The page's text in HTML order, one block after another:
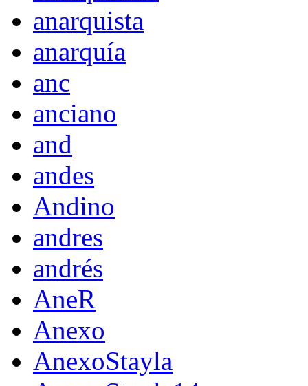
anarquista
anarquía
anc
anciano
and
andes
Andino
andres
andrés
AneR
Anexo
AnexoStayla